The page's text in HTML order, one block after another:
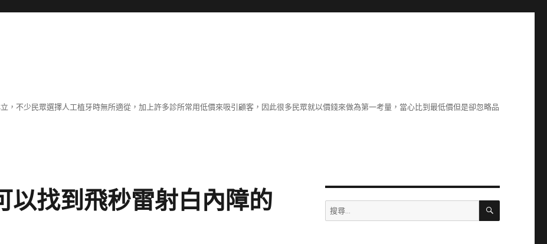
，不少民眾選擇人工植牙時無所適從，加上許多診所常用低價來吸引顧客，因此很多民眾就以價錢來做為第一考量，當心比到最低價但是卻忽略品
以找到飛秒雷射白內障的
搜
尋
搜